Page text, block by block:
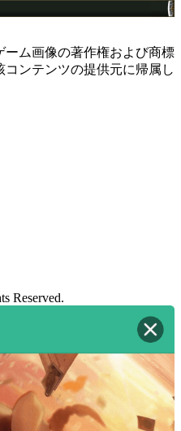
ム画像の著作権および商標
ンテンツの提供元に帰属し
Reserved.